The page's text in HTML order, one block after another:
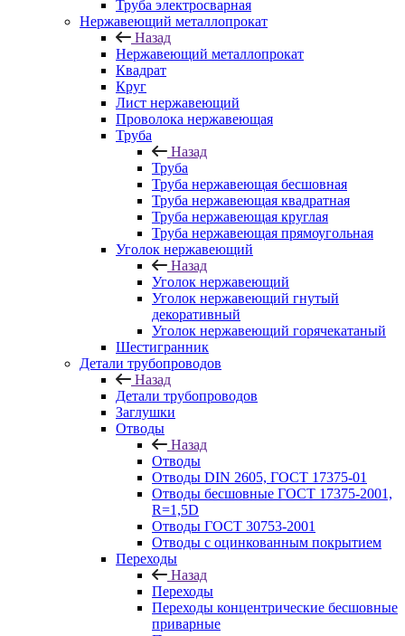
Труба электросварная
Нержавеющий металлопрокат
Назад
Нержавеющий металлопрокат
Квадрат
Круг
Лист нержавеющий
Проволока нержавеющая
Труба
Назад
Труба
Труба нержавеющая бесшовная
Труба нержавеющая квадратная
Труба нержавеющая круглая
Труба нержавеющая прямоугольная
Уголок нержавеющий
Назад
Уголок нержавеющий
Уголок нержавеющий гнутый
декоративный
Уголок нержавеющий горячекатаный
Шестигранник
Детали трубопроводов
Назад
Детали трубопроводов
Заглушки
Отводы
Назад
Отводы
Отводы DIN 2605, ГОСТ 17375-01
Отводы бесшовные ГОСТ 17375-2001,
R=1,5D
Отводы ГОСТ 30753-2001
Отводы с оцинкованным покрытием
Переходы
Назад
Переходы
Переходы концентрические бесшовные
приварные